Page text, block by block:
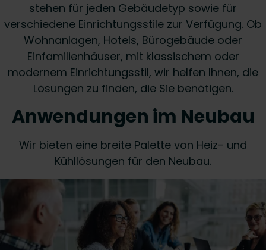
stehen für jeden Gebäudetyp sowie für
verschiedene Einrichtungsstile zur Verfügung. Ob
Wohnanlagen, Hotels, Bürogebäude oder
Einfamilienhäuser, mit klassischem oder
modernem Einrichtungsstil, wir helfen Ihnen, die
Lösungen zu finden, die Sie benötigen.
Anwendungen im Neubau
Wir bieten eine breite Palette von Heiz- und
Kühllösungen für den Neubau.